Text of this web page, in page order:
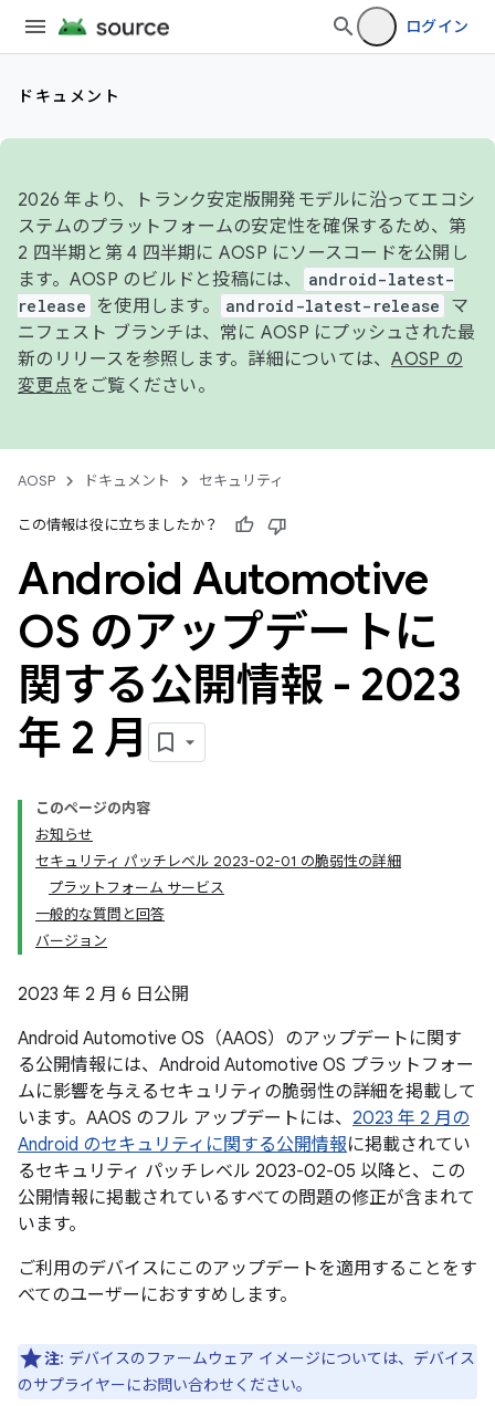
ログイン
ドキュメント
2026 年より、トランク安定版開発モデルに沿ってエコシ
ステムのプラットフォームの安定性を確保するため、第
2 四半期と第 4 四半期に AOSP にソースコードを公開し
ます。AOSP のビルドと投稿には、
android-latest-
release
を使用します。 android-latest-release
マ
ニフェスト ブランチは、常に AOSP にプッシュされた最
新のリリースを参照します。詳細については、AOSP の
変更点をご覧ください。
AOSP ドキュメント セキュリティ
この情報は役に立ちましたか？
Android Automotive
OS のアップデートに
関する公開情報 - 2023
年 2 月
このページの内容
お知らせ
セキュリティ パッチレベル 2023-02-01 の脆弱性の詳細
プラットフォーム サービス
一般的な質問と回答
バージョン
2023 年 2 月 6 日公開
Android Automotive OS（AAOS）のアップデートに関す
る公開情報には、Android Automotive OS プラットフォー
ムに影響を与えるセキュリティの脆弱性の詳細を掲載して
います。AAOS のフル アップデートには、 2023 年 2 月の
Android のセキュリティに関する公開情報に掲載されてい
るセキュリティ パッチレベル 2023-02-05 以降と、この
公開情報に掲載されているすべての問題の修正が含まれて
います。
ご利用のデバイスにこのアップデートを適用することをす
べてのユーザーにおすすめします。
注: デバイスのファームウェア イメージについては、デバイス
のサプライヤーにお問い合わせください。